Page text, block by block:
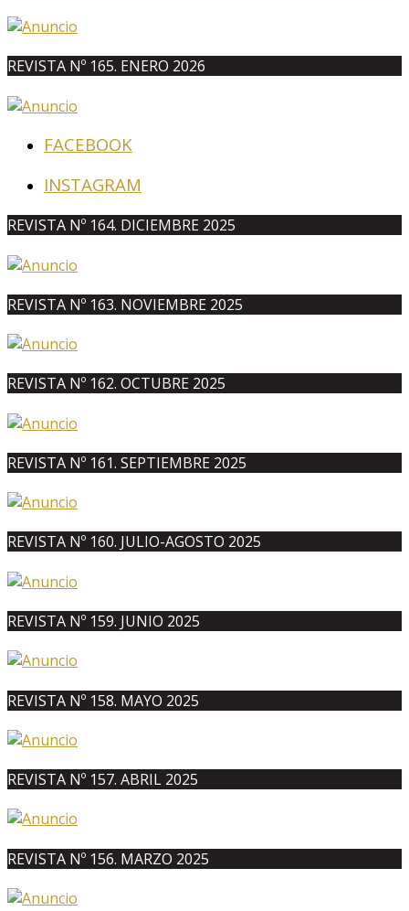
REVISTA Nº 165. ENERO 2026
FACEBOOK
INSTAGRAM
REVISTA Nº 164. DICIEMBRE 2025
REVISTA Nº 163. NOVIEMBRE 2025
REVISTA Nº 162. OCTUBRE 2025
REVISTA Nº 161. SEPTIEMBRE 2025
REVISTA Nº 160. JULIO-AGOSTO 2025
REVISTA Nº 159. JUNIO 2025
REVISTA Nº 158. MAYO 2025
REVISTA Nº 157. ABRIL 2025
REVISTA Nº 156. MARZO 2025